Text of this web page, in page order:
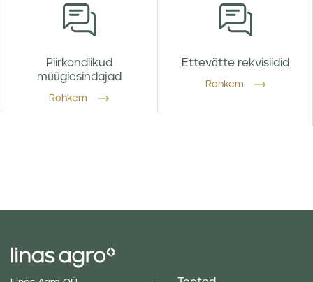
Piirkondlikud
müügiesindajad
Rohkem
Ettevõtte rekvisiidid
Rohkem